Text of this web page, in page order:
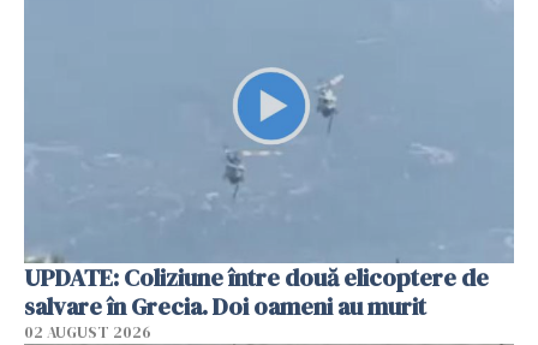
UPDATE: Coliziune între două elicoptere de
salvare în Grecia. Doi oameni au murit
02 AUGUST 2026